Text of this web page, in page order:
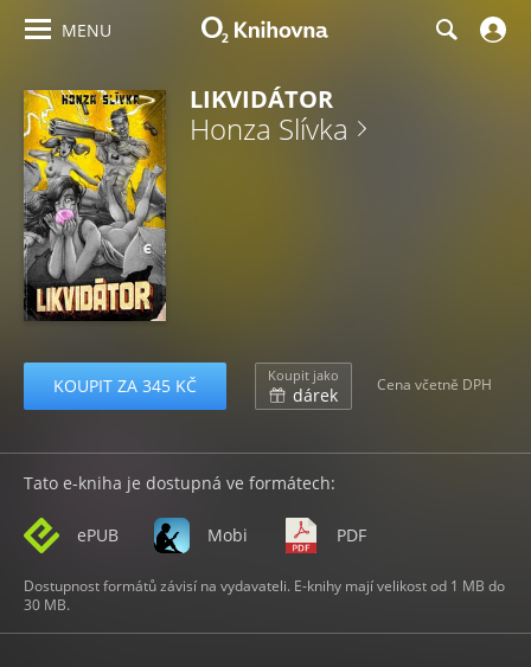
MENU
LIKVIDÁTOR
Honza Slívka
KOUPIT ZA 345 KČ Koupit jako
dárek Cena včetně DPH
Tato e-kniha je dostupná ve formátech:
ePUB Mobi PDF
Dostupnost formátů závisí na vydavateli. E-knihy mají velikost od 1 MB do
30 MB.